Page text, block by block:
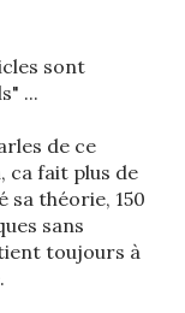
sont
...
de ce
ca fait plus de
sa théorie, 150
sans
toujours à